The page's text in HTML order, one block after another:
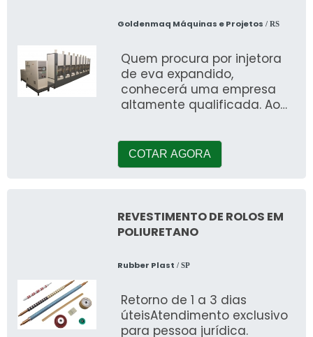
Goldenmaq Máquinas e Projetos / RS
Quem procura por injetora
de eva expandido,
conhecerá uma empresa
altamente qualificada. Ao
o cliente acha
COTAR AGORA
REVESTIMENTO DE ROLOS EM
POLIURETANO
Rubber Plast / SP
Retorno de 1 a 3 dias
úteisAtendimento exclusivo
para pessoa jurídica.